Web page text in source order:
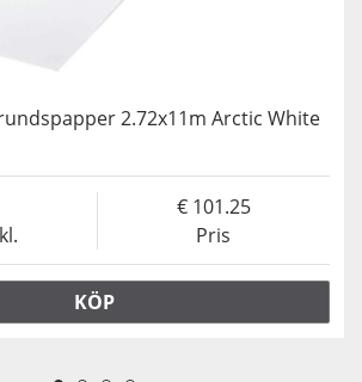
2.72x11m Arctic White
Pris
101.25
KÖP